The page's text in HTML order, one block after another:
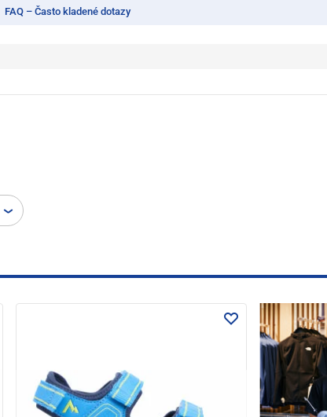
FAQ – Často kladené dotazy